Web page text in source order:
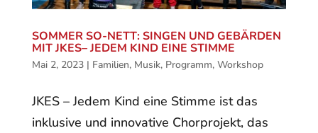
SOMMER SO-NETT: SINGEN UND GEBÄRDEN
MIT JKES– JEDEM KIND EINE STIMME
Mai 2, 2023| Familien, Musik, Programm, Workshop
JKES – Jedem Kind eine Stimme ist das
inklusive und innovative Chorprojekt, das